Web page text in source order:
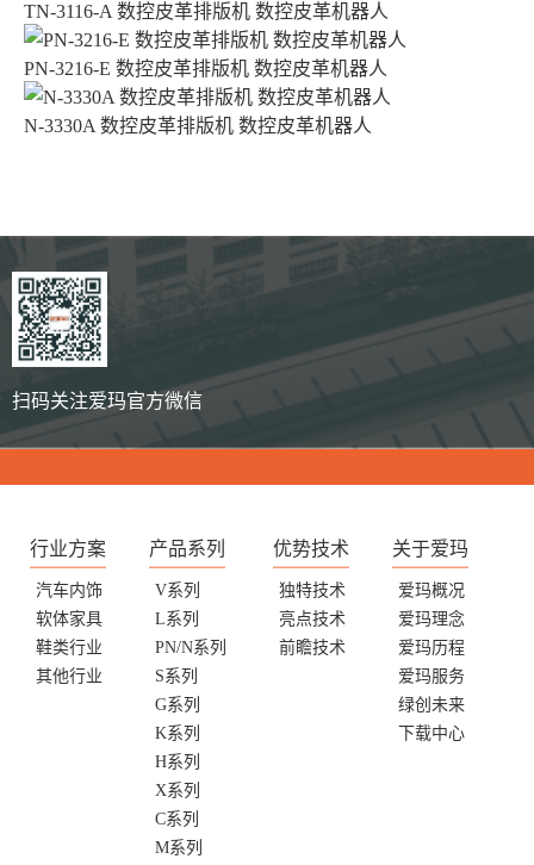
TN-3116-A 数控皮革排版机 数控皮革机器人
PN-3216-E 数控皮革排版机 数控皮革机器人
N-3330A 数控皮革排版机 数控皮革机器人
扫码关注爱玛官方微信
行业方案
汽车内饰
软体家具
鞋类行业
其他行业
产品系列
V系列
L系列
PN/N系列
S系列
G系列
K系列
H系列
X系列
C系列
M系列
优势技术
独特技术
亮点技术
前瞻技术
关于爱玛
爱玛概况
爱玛理念
爱玛历程
爱玛服务
绿创未来
下载中心